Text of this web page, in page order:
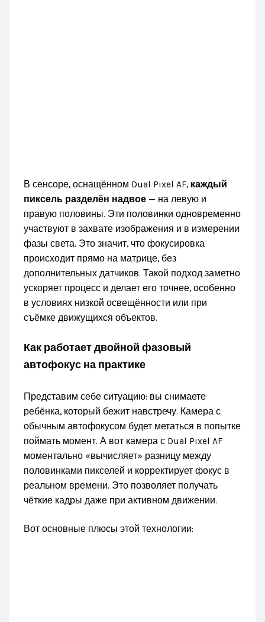
В сенсоре, оснащённом Dual Pixel AF, каждый
пиксель разделён надвое — на левую и
правую половины. Эти половинки одновременно
участвуют в захвате изображения и в измерении
фазы света. Это значит, что фокусировка
происходит прямо на матрице, без
дополнительных датчиков. Такой подход заметно
ускоряет процесс и делает его точнее, особенно
в условиях низкой освещённости или при
съёмке движущихся объектов.
Как работает двойной фазовый
автофокус на практике
Представим себе ситуацию: вы снимаете
ребёнка, который бежит навстречу. Камера с
обычным автофокусом будет метаться в попытке
поймать момент. А вот камера с Dual Pixel AF
моментально «вычисляет» разницу между
половинками пикселей и корректирует фокус в
реальном времени. Это позволяет получать
чёткие кадры даже при активном движении.
Вот основные плюсы этой технологии: